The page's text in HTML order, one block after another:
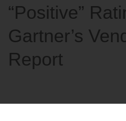
“Positive”
Gartner’s
Report